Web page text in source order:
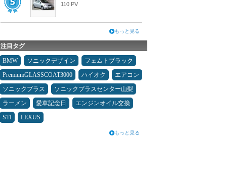
110 PV
もっと見る
注目タグ
BMW ソニックデザイン
フェムトブラック
PremiumGLASSCOAT3000
ハイオク
エアコン
ソニックプラス
ソニックプラスセンター山梨
ラーメン
愛車記念日
エンジンオイル交換
STI
LEXUS
もっと見る